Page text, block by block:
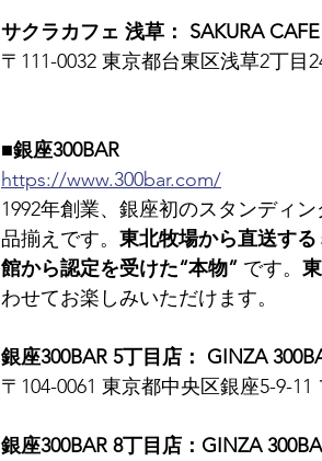
サクラカフェ 浅草： SAKURA
〒111-0032 東京都台東区浅草2丁目
■銀座300BAR
https://www.300bar.com/
1992年創業、銀座初のスタンディ
品揃えです。 東北牧場から直送す
館から認定を受けた“本物” です。
わせてお楽しみいただけます。
銀座300BAR 5丁目店： GINZA
〒104-0061 東京都中央区銀座5-9-
銀座300BAR 8丁目店：GINZA